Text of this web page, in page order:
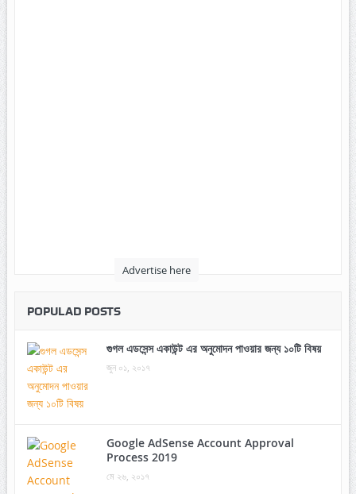
Advertise here
POPULAD POSTS
গুগল এডসেন্স একাউন্ট এর অনুমোদন পাওয়ার জন্য ১০টি বিষয়
জুন ০১, ২০১৭
Google AdSense Account Approval
Process 2019
মে ২৬, ২০১৭